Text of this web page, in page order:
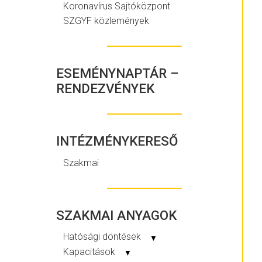
Koronavírus Sajtóközpont
SZGYF közlemények
ESEMÉNYNAPTÁR –
RENDEZVÉNYEK
INTÉZMÉNYKERESŐ
Szakmai
SZAKMAI ANYAGOK
Hatósági döntések ▼
Kapacitások ▼